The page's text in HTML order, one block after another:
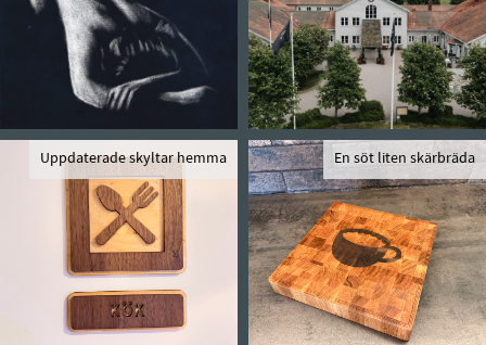
Uppdaterade skyltar hemma En söt liten skärbräda